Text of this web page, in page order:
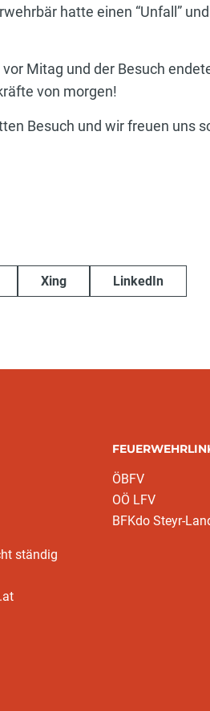
hatte einen “Unfall”
Mitag und der Besuch
von morgen!
Besuch und wir freuen uns
Xing LinkedIn
ständig
ÖBFV
OÖ LFV
BFKdo Steyr-